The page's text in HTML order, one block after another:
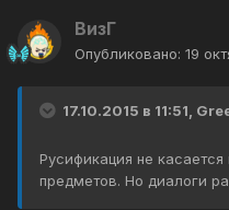
ВизГ
Опубликовано: 19
17.10.2015 в 11:51,
Русификация не
предметов. Но диалоги